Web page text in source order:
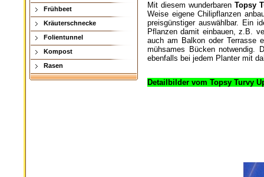
Frühbeet
Kräuterschnecke
Folientunnel
Kompost
Rasen
Mit diesem wunderbaren Topsy
Weise eigene Chilipflanzen
preisgünstiger auswählbar. Ein
Pflanzen damit einbauen, z.B.
auch am Balkon oder Terrasse
mühsames Bücken notwendig.
ebenfalls bei jedem Planter mit
Detailbilder vom Topsy Turvy